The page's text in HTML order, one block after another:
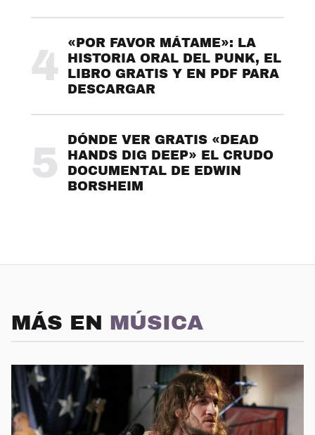
4
«POR FAVOR MÁTAME»: LA
HISTORIA ORAL DEL PUNK, EL
LIBRO GRATIS Y EN PDF PARA
DESCARGAR
5
DÓNDE VER GRATIS «DEAD
HANDS DIG DEEP» EL CRUDO
DOCUMENTAL DE EDWIN
BORSHEIM
MÁS EN MÚSICA